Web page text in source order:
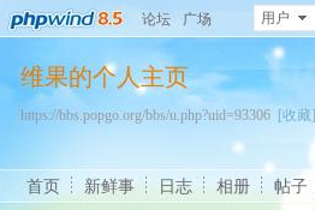
论坛 广场 用户
维果的个人主页
https://bbs.popgo.org/bbs/u.php?uid=93306 [收藏]
首页 新鲜事 日志 相册 帖子